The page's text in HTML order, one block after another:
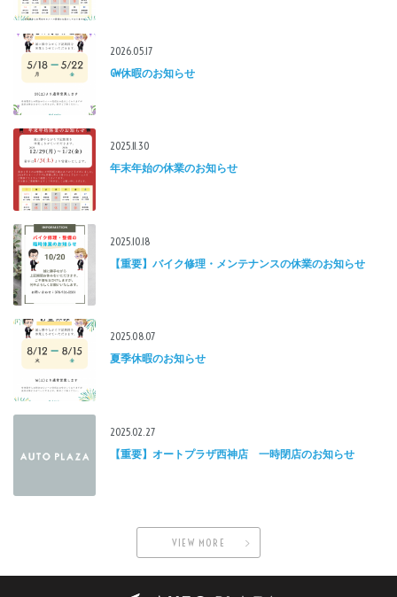
2026.05.17
GW休暇のお知らせ
2025.11.30
年末年始の休業のお知らせ
2025.10.18
【重要】バイク修理・メンテナンスの休業のお知らせ
2025.08.07
夏季休暇のお知らせ
2025.02.27
【重要】オートプラザ西神店 一時閉店のお知らせ
VIEW MORE